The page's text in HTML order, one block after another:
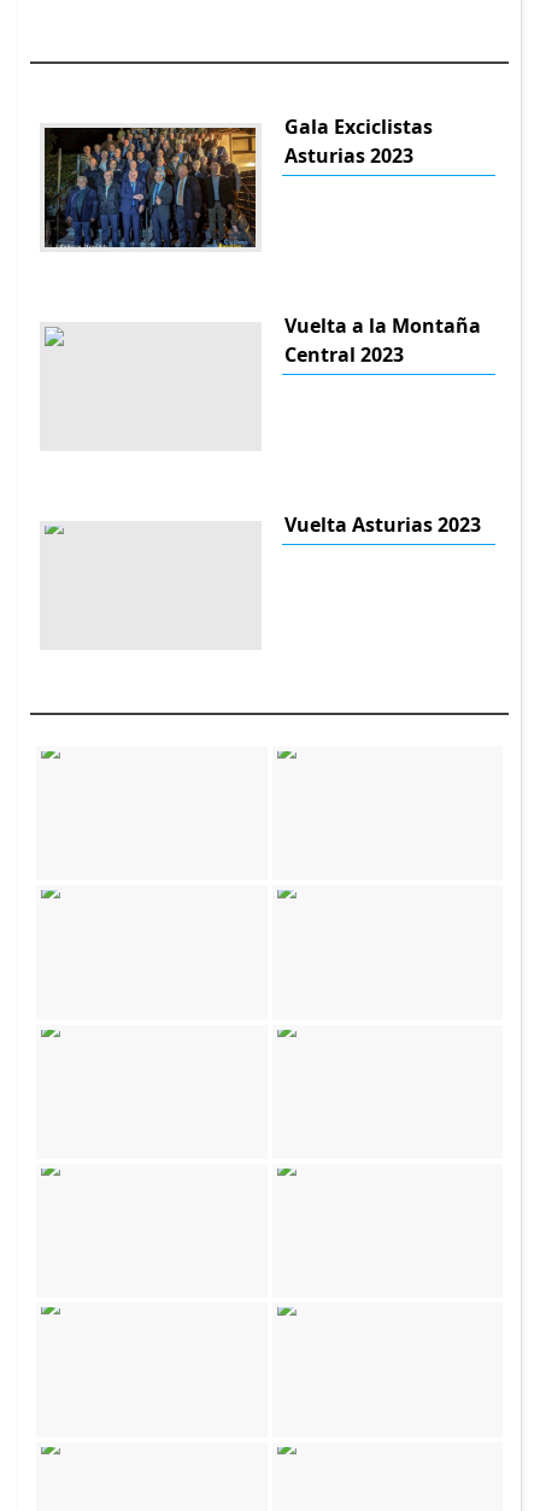
Gala Exciclistas
Asturias 2023
Vuelta a la Montaña
Central 2023
Vuelta Asturias 2023